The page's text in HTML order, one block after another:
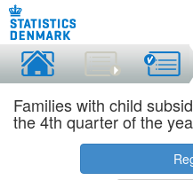
Families with child
the 4th quarter of the